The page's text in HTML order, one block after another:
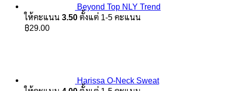
Beyond Top NLY Trend
ให้คะแนน 3.50 ตั้งแต่ 1-5 คะแนน
฿29.00
Harissa O-Neck Sweat